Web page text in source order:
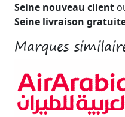
Seine nouveau client
Seine livraison
Marques